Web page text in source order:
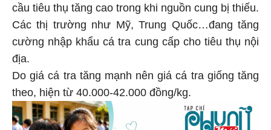
cầu tiêu thụ tăng cao trong khi nguồn cung bị thiếu.
Các thị trường như Mỹ, Trung Quốc…đang tăng
cường nhập khẩu cá tra cung cấp cho tiêu thụ nội
địa.
Do giá cá tra tăng mạnh nên giá cá tra giống tăng
theo, hiện từ 40.000-42.000 đồng/kg.